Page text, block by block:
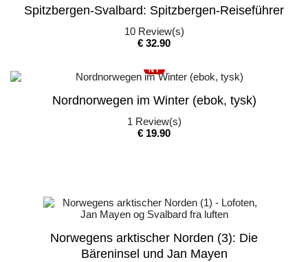
Spitzbergen-Svalbard: Spitzbergen-Reiseführer
10Review(s)
Pris
€ 32.90
NY
Nordnorwegen im Winter (ebok, tysk)
1 Review(s)
Pris
€ 19.90
Norwegens arktischer Norden (3): Die
Bäreninsel und Jan Mayen